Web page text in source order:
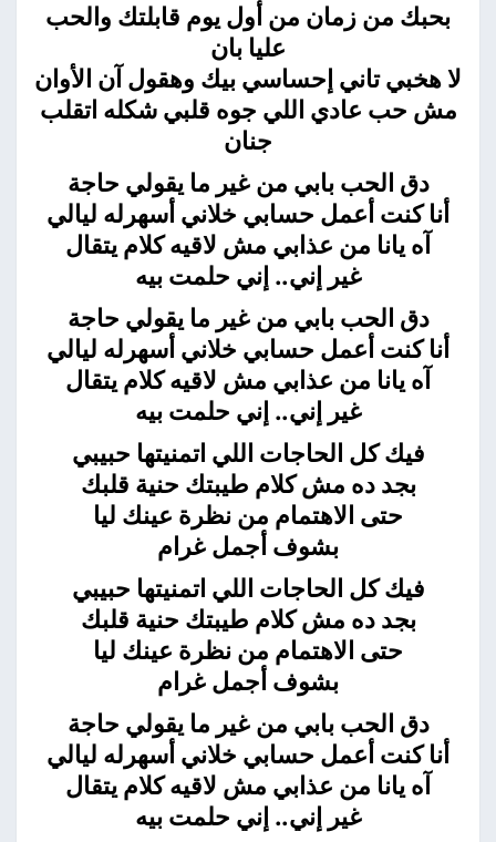
بحبك من زمان من أول يوم قابلتك والحب
عليا بان
لا هخبي تاني إحساسي بيك وهقول آن الأوان
مش حب عادي اللي جوه قلبي شكله اتقلب
جنان
دق الحب بابي من غير ما يقولي حاجة
أنا كنت أعمل حسابي خلاني أسهرله ليالي
آه يانا من عذابي مش لاقيه كلام يتقال
غير إني.. إني حلمت بيه
دق الحب بابي من غير ما يقولي حاجة
أنا كنت أعمل حسابي خلاني أسهرله ليالي
آه يانا من عذابي مش لاقيه كلام يتقال
غير إني.. إني حلمت بيه
فيك كل الحاجات اللي اتمنيتها حبيبي
بجد ده مش كلام طيبتك حنية قلبك
حتى الاهتمام من نظرة عينك ليا
بشوف أجمل غرام
فيك كل الحاجات اللي اتمنيتها حبيبي
بجد ده مش كلام طيبتك حنية قلبك
حتى الاهتمام من نظرة عينك ليا
بشوف أجمل غرام
دق الحب بابي من غير ما يقولي حاجة
أنا كنت أعمل حسابي خلاني أسهرله ليالي
آه يانا من عذابي مش لاقيه كلام يتقال
غير إني.. إني حلمت بيه